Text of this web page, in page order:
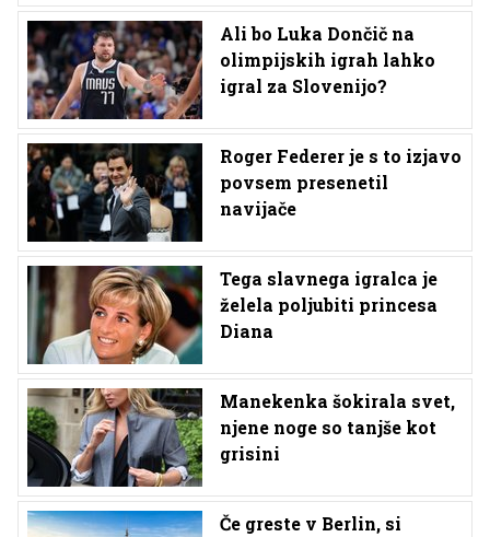
Ali bo Luka Dončič na
olimpijskih igrah lahko
igral za Slovenijo?
Roger Federer je s to izjavo
povsem presenetil
navijače
Tega slavnega igralca je
želela poljubiti princesa
Diana
Manekenka šokirala svet,
njene noge so tanjše kot
grisini
Če greste v Berlin, si